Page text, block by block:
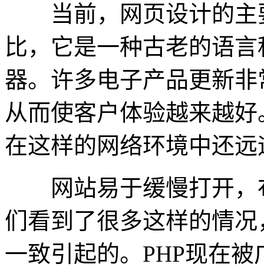
当前，网页设计的主
比，它是一种古老的语
器。许多电子产品更新
从而使客户体验越来越
在这样的网络环境中还
网站易于缓慢打开，
们看到了很多这样的情
一致引起的。PHP现在